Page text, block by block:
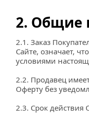
2. Общие
2.1. Заказ
Сайте, означает,
условиями
2.2. Продавец
Оферту без
2.3. Срок действия